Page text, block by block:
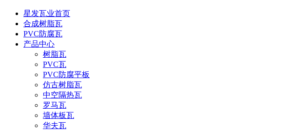
星发瓦业首页
合成树脂瓦
PVC防腐瓦
产品中心
树脂瓦
PVC瓦
PVC防腐平板
仿古树脂瓦
中空隔热瓦
罗马瓦
墙体板瓦
华夫瓦